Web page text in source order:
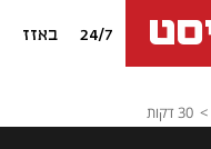
24/7 באזז
30 דקות